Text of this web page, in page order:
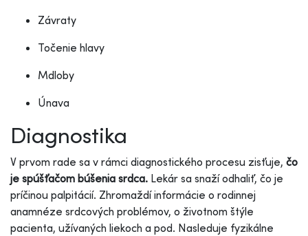
Závraty
Točenie hlavy
Mdloby
Únava
Diagnostika
V prvom rade sa v rámci diagnostického procesu zisťuje, čo
je spúšťačom búšenia srdca. Lekár sa snaží odhaliť, čo je
príčinou palpitácií. Zhromaždí informácie o rodinnej
anamnéze srdcových problémov, o životnom štýle
pacienta, užívaných liekoch a pod. Nasleduje fyzikálne